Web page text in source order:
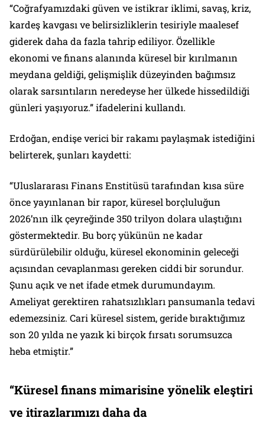
“Coğrafyamızdaki güven ve istikrar iklimi, savaş, kriz,
kardeş kavgası ve belirsizliklerin tesiriyle maalesef
giderek daha da fazla tahrip ediliyor. Özellikle
ekonomi ve finans alanında küresel bir kırılmanın
meydana geldiği, gelişmişlik düzeyinden bağımsız
olarak sarsıntıların neredeyse her ülkede hissedildiği
günleri yaşıyoruz.” ifadelerini kullandı.
Erdoğan, endişe verici bir rakamı paylaşmak istediğini
belirterek, şunları kaydetti:
“Uluslararası Finans Enstitüsü tarafından kısa süre
önce yayınlanan bir rapor, küresel borçluluğun
2026’nın ilk çeyreğinde 350 trilyon dolara ulaştığını
göstermektedir. Bu borç yükünün ne kadar
sürdürülebilir olduğu, küresel ekonominin geleceği
açısından cevaplanması gereken ciddi bir sorundur.
Şunu açık ve net ifade etmek durumundayım.
Ameliyat gerektiren rahatsızlıkları pansumanla tedavi
edemezsiniz. Cari küresel sistem, geride bıraktığımız
son 20 yılda ne yazık ki birçok fırsatı sorumsuzca
heba etmiştir.”
“Küresel finans mimarisine yönelik eleştiri
ve itirazlarımızı daha da